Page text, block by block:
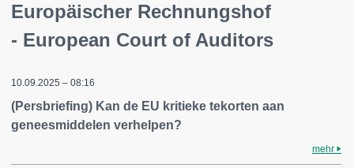
Europäischer Rechnungshof
- European Court of Auditors
10.09.2025 – 08:16
(Persbriefing) Kan de EU kritieke tekorten aan
geneesmiddelen verhelpen?
mehr